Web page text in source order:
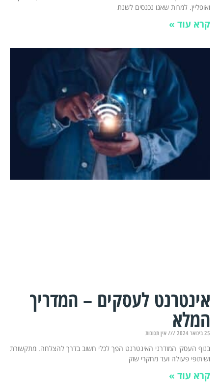
ואופליין. למרות שאנו נכנסים לשנת
קרא עוד »
אינטרנט לעסקים – המדריך
המלא
25 בינואר 2024 אין תגובות
בנוף העסקי המודרני האינטרנט הפך לכלי חשוב בדרך להצלחה. מתקשורת
ושיתופי פעולה ועד מחקרי שוק
קרא עוד »